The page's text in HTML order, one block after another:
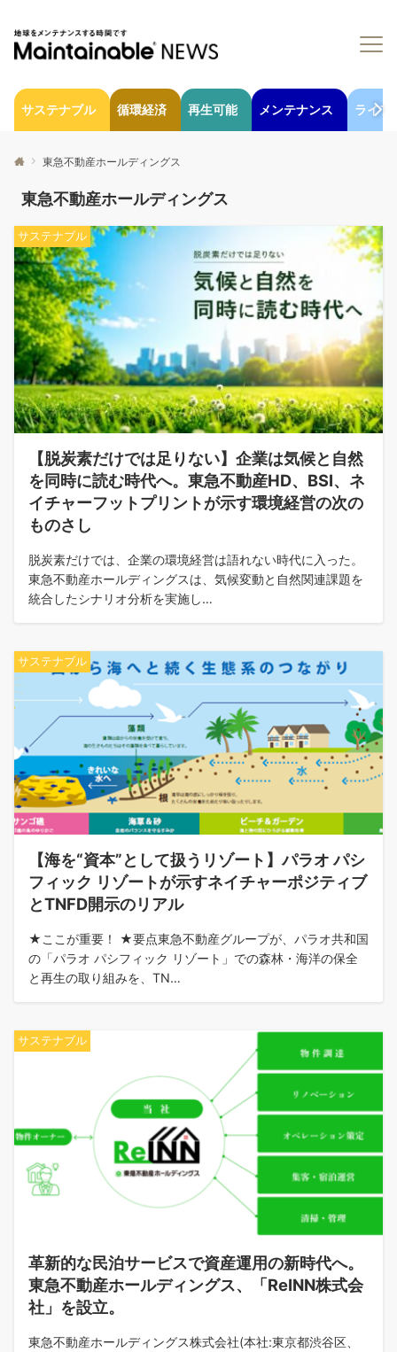
サステナブル 循環経済 再生可能 メンテナンス ライフ
東急不動産ホールディングス
東急不動産ホールディングス
サステナブル
【脱炭素だけでは足りない】企業は気候と自然
を同時に読む時代へ。東急不動産HD、BSI、ネ
イチャーフットプリントが示す環境経営の次の
ものさし
脱炭素だけでは、企業の環境経営は語れない時代に入った。
東急不動産ホールディングスは、気候変動と自然関連課題を
統合したシナリオ分析を実施し…
サステナブル
【海を“資本”として扱うリゾート】パラオ パシ
フィック リゾートが示すネイチャーポジティブ
とTNFD開示のリアル
★ここが重要！ ★要点東急不動産グループが、パラオ共和国
の「パラオ パシフィック リゾート」での森林・海洋の保全
と再生の取り組みを、TN…
サステナブル
革新的な民泊サービスで資産運用の新時代へ。
東急不動産ホールディングス、「ReINN株式会
社」を設立。
東急不動産ホールディングス株式会社(本社:東京都渋谷区、